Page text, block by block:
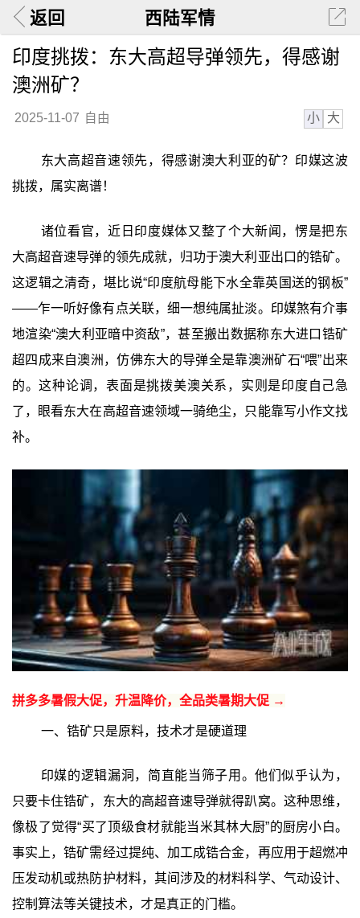
返回 西陆军情
印度挑拨：东大高超导弹领先，得感谢
澳洲矿？
2025-11-07 自由 小 大
东大高超音速领先，得感谢澳大利亚的矿？印媒这波
挑拨，属实离谱！
诸位看官，近日印度媒体又整了个大新闻，愣是把东
大高超音速导弹的领先成就，归功于澳大利亚出口的锆矿。
这逻辑之清奇，堪比说“印度航母能下水全靠英国送的钢板”
——乍一听好像有点关联，细一想纯属扯淡。印媒煞有介事
地渲染“澳大利亚暗中资敌”，甚至搬出数据称东大进口锆矿
超四成来自澳洲，仿佛东大的导弹全是靠澳洲矿石“喂”出来
的。这种论调，表面是挑拨美澳关系，实则是印度自己急
了，眼看东大在高超音速领域一骑绝尘，只能靠写小作文找
补。
拼多多暑假大促，升温降价，全品类暑期大促 →
一、锆矿只是原料，技术才是硬道理
印媒的逻辑漏洞，简直能当筛子用。他们似乎认为，
只要卡住锆矿，东大的高超音速导弹就得趴窝。这种思维，
像极了觉得“买了顶级食材就能当米其林大厨”的厨房小白。
事实上，锆矿需经过提纯、加工成锆合金，再应用于超燃冲
压发动机或热防护材料，其间涉及的材料科学、气动设计、
控制算法等关键技术，才是真正的门槛。